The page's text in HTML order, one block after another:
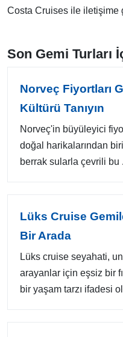
Costa Cruises ile iletişime
Son Gemi Turları
Norveç Fiyortları
Kültürü Tanıyın
Norveç'in büyüleyici
doğal harikalarından
berrak sularla çevrili bu
Lüks Cruise
Bir Arada
Lüks cruise seyahati,
arayanlar için eşsiz bir
bir yaşam tarzı ifadesi